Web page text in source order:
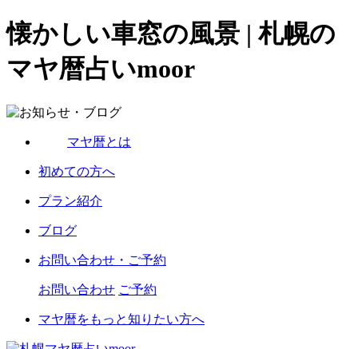
懐かしい車窓の風景 | 札幌の
マヤ暦占いmoor
マヤ暦とは
初めての方へ
プラン紹介
ブログ
お問い合わせ・ご予約
お問い合わせ ご予約
マヤ暦をもっと知りたい方へ